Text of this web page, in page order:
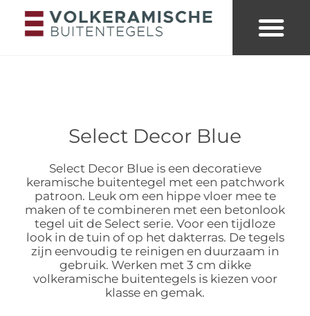
Select Decor Blue
Select Decor Blue is een decoratieve
keramische buitentegel met een patchwork
patroon. Leuk om een hippe vloer mee te
maken of te combineren met een betonlook
tegel uit de Select serie. Voor een tijdloze
look in de tuin of op het dakterras. De tegels
zijn eenvoudig te reinigen en duurzaam in
gebruik. Werken met 3 cm dikke
volkeramische buitentegels is kiezen voor
klasse en gemak.